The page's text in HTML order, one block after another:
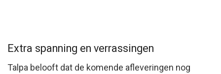
Extra spanning en verrassingen
Talpa belooft dat de komende afleveringen nog